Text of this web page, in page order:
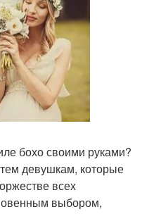
бохо своими руками?
девушкам, которые
всех
выбором,